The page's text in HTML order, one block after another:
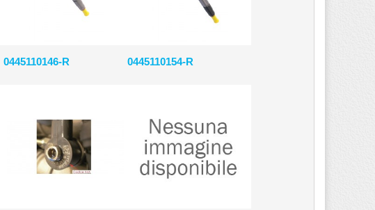
0445110146-R 0445110154-R